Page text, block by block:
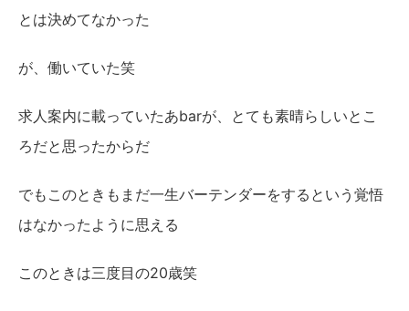
とは決めてなかった
が、働いていた笑
求人案内に載っていたあbarが、とても素晴らしいとこ
ろだと思ったからだ
でもこのときもまだ一生バーテンダーをするという覚悟
はなかったように思える
このときは三度目の20歳笑